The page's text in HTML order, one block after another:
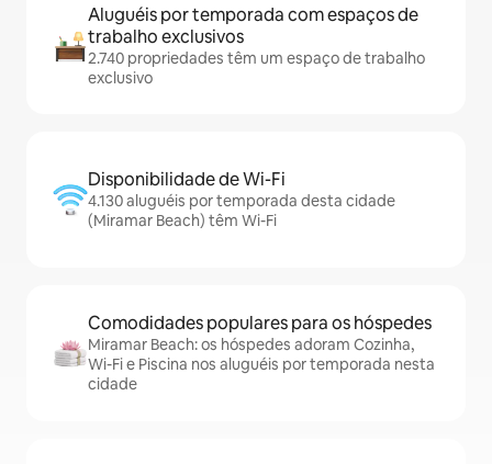
Aluguéis por temporada com espaços de
trabalho exclusivos
2.740 propriedades têm um espaço de trabalho
exclusivo
Disponibilidade de Wi-Fi
4.130 aluguéis por temporada desta cidade
(Miramar Beach) têm Wi-Fi
Comodidades populares para os hóspedes
Miramar Beach: os hóspedes adoram Cozinha,
Wi-Fi e Piscina nos aluguéis por temporada nesta
cidade